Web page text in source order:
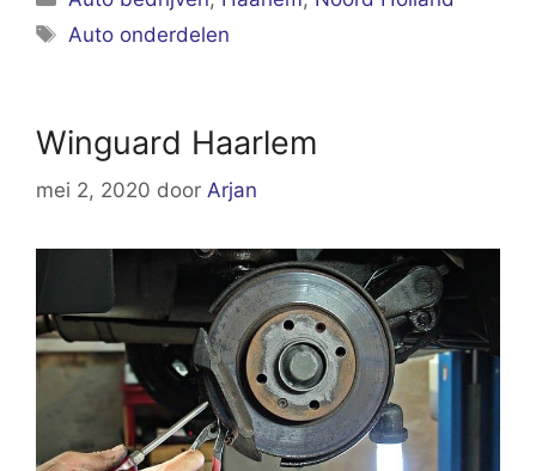
Tags
Auto onderdelen
Winguard Haarlem
mei 2, 2020 door Arjan